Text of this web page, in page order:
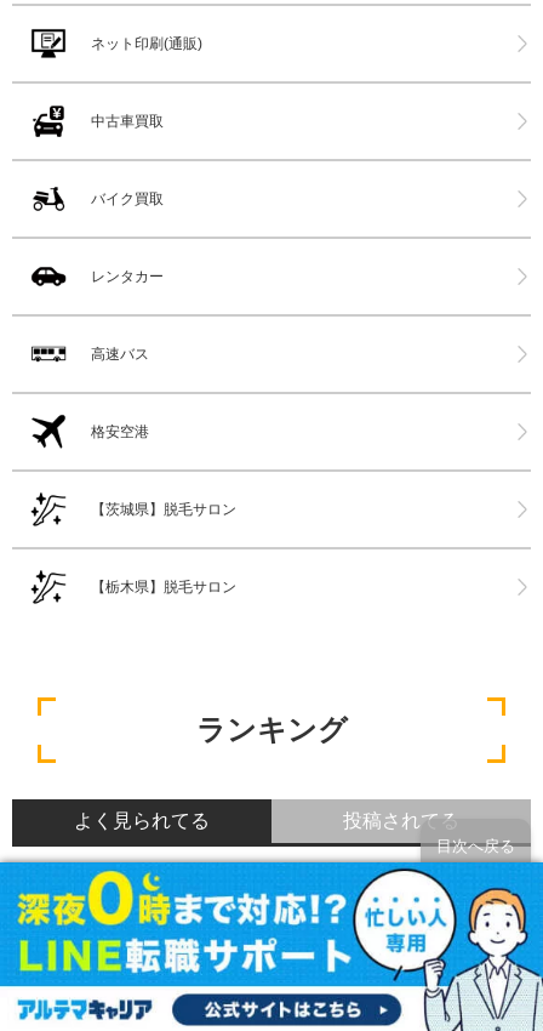
ネット印刷(通販)
中古車買取
バイク買取
レンタカー
高速バス
格安空港
【茨城県】脱毛サロン
【栃木県】脱毛サロン
ランキング
よく見られてる 投稿されてる
運営企業とメディアポリシー
「運営企業とメディアポリシー」のページ
です。コエシルは、実際に利用した方の口
コミや評判のみを掲載し、みんなの口コミ
をベースにランキングや評判の比較を掲載
しているサイトです。良い口コミだけでは
なく、悪い口コミもしっかり掲載している
ので、サービスや商品選びにお役立てくだ
さい。
目次へ戻る